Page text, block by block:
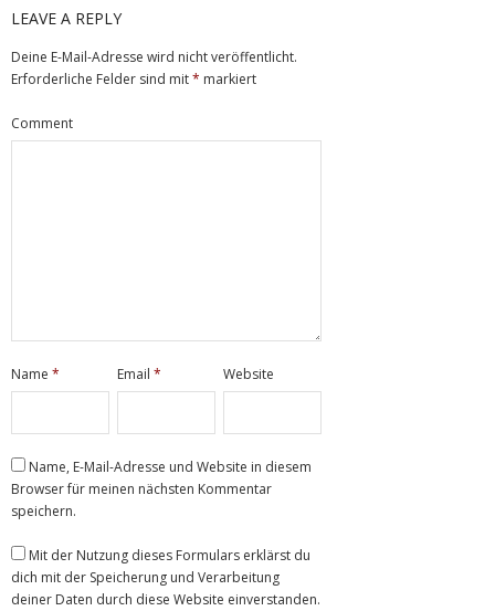
LEAVE A REPLY
Deine E-Mail-Adresse wird nicht veröffentlicht.
Erforderliche Felder sind mit* markiert
Comment
Name * Email* Website
Name, E-Mail-Adresse und Website in diesem
Browser für meinen nächsten Kommentar
speichern.
Mit der Nutzung dieses Formulars erklärst du
dich mit der Speicherung und Verarbeitung
deiner Daten durch diese Website einverstanden.